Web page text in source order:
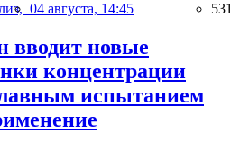
04 августа, 14:45 531
вводит новые
концентрации
испытанием